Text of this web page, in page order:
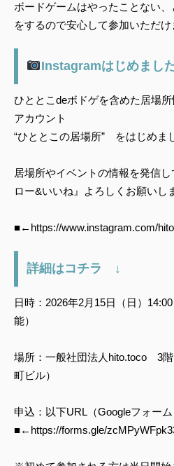
ボードゲームはやったことない
をするので安心して参加いただけ
Instagramはじめまし
ひととこdeボドゲを含めた居場
アカウント
“ひととこの居場所” をはじめま
居場所やイベントの情報を発信
ロー&いいね』よろしくお願いし
■←https://www.instagram.com/
詳細はコチラ ↓
日時：2026年2月15日（日）
能）
場所：一般社団法人hito.toco 3
町ビル）
申込：以下URL（Googleフォー
■←https://forms.gle/